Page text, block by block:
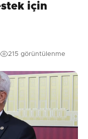
için
215 görüntülenme